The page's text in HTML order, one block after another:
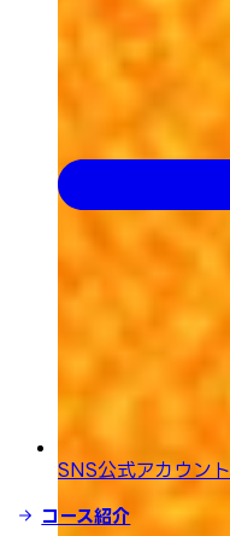
SNS公式アカウント
コース紹介